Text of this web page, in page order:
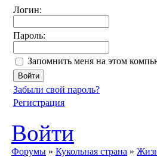
Логин:
Пароль:
Запомнить меня на этом
Забыли свой пароль?
Регистрация
Войти
Форумы » Кукольная страна »